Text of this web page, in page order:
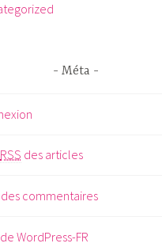
Méta
RSS des articles
des commentaires
WordPress-FR